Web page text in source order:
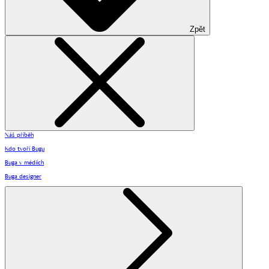
Zpět
Náš příběh
Kdo tvoří Bugu
Buga v médiích
Buga designer